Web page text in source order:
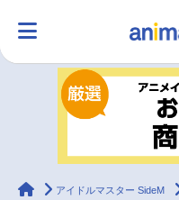
ランキング
ラジオ
animateTimes
アイドルマスター SideM